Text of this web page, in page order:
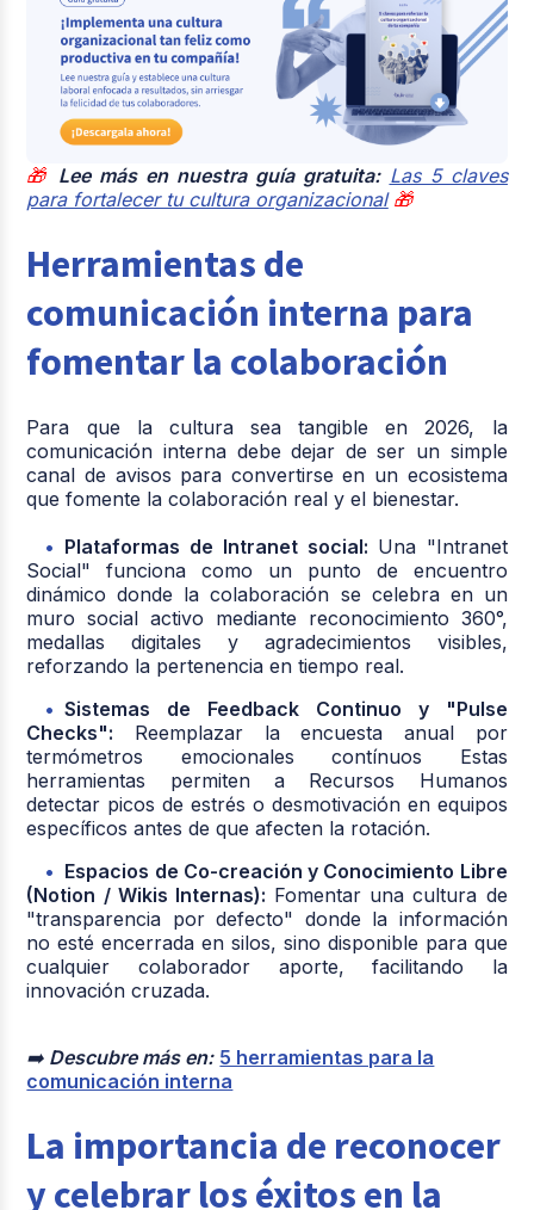
🎁 Lee más en nuestra guía gratuita: Las 5 claves
para fortalecer tu cultura organizacional🎁
Herramientas de
comunicación interna para
fomentar la colaboración
Para que la cultura sea tangible en 2026, la
comunicación interna debe dejar de ser un simple
canal de avisos para convertirse en un ecosistema
que fomente la colaboración real y el bienestar.
Plataformas de Intranet social: Una "Intranet
Social" funciona como un punto de encuentro
dinámico donde la colaboración se celebra en un
muro social activo mediante reconocimiento 360°,
medallas digitales y agradecimientos visibles,
reforzando la pertenencia en tiempo real.
Sistemas de Feedback Continuo y "Pulse
Checks": Reemplazar la encuesta anual por
termómetros emocionales contínuos Estas
herramientas permiten a Recursos Humanos
detectar picos de estrés o desmotivación en equipos
específicos antes de que afecten la rotación.
Espacios de Co-creación y Conocimiento Libre
(Notion / Wikis Internas): Fomentar una cultura de
"transparencia por defecto" donde la información
no esté encerrada en silos, sino disponible para que
cualquier colaborador aporte, facilitando la
innovación cruzada.
➡️ Descubre más en: 5 herramientas para la
comunicación interna
La importancia de reconocer
y celebrar los éxitos en la